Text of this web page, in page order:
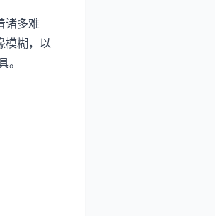
诸多难
模糊，以